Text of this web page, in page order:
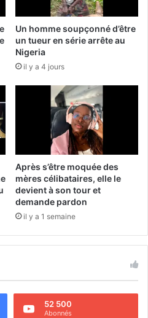
Un homme soupçonné d’être
un tueur en série arrête au
Nigeria
il y a 4 jours
Après s’être moquée des
mères célibataires, elle le
devient à son tour et
demande pardon
il y a 1 semaine
52 500
Abonnés